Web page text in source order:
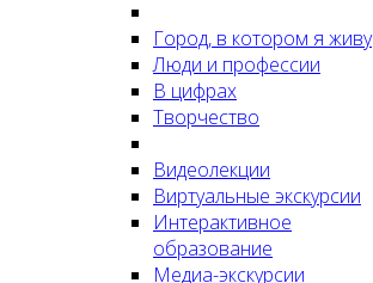
Город, в котором я живу
Люди и профессии
В цифрах
Творчество
Видеолекции
Виртуальные экскурсии
Интерактивное
образование
Медиа-экскурсии